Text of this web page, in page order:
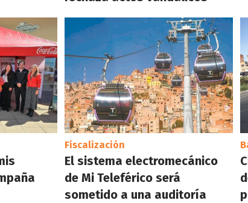
Fiscalización
El sistema electromecánico
de Mi Teleférico será
sometido a una auditoría